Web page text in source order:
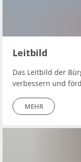
Leitbild
Das Leitbild der
verbessern und
MEHR